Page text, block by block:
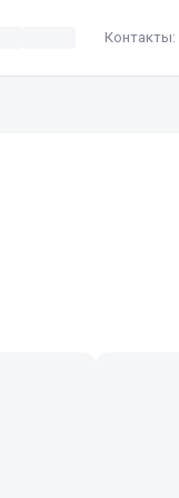
Контакты: